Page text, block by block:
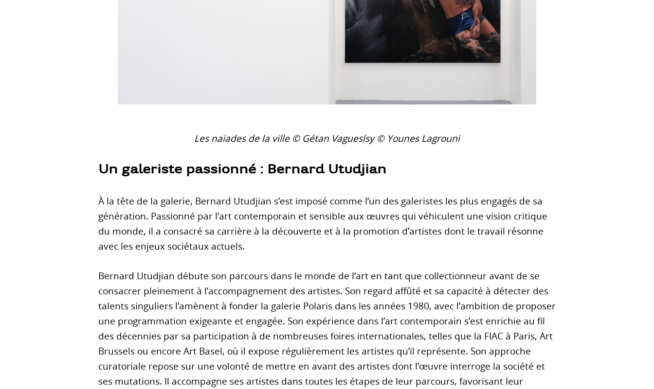
Les naïades de la ville © Gétan Vagueslsy © Younes Lagrouni
Un galeriste passionné : Bernard Utudjian
À la tête de la galerie, Bernard Utudjian s’est imposé comme l’un des galeristes les plus engagés de sa
génération. Passionné par l’art contemporain et sensible aux œuvres qui véhiculent une vision critique
du monde, il a consacré sa carrière à la découverte et à la promotion d’artistes dont le travail résonne
avec les enjeux sociétaux actuels.
Bernard Utudjian débute son parcours dans le monde de l’art en tant que collectionneur avant de se
consacrer pleinement à l’accompagnement des artistes. Son regard affûté et sa capacité à détecter des
talents singuliers l’amènent à fonder la galerie Polaris dans les années 1980, avec l’ambition de proposer
une programmation exigeante et engagée. Son expérience dans l’art contemporain s’est enrichie au fil
des décennies par sa participation à de nombreuses foires internationales, telles que la FIAC à Paris, Art
Brussels ou encore Art Basel, où il expose régulièrement les artistes qu’il représente. Son approche
curatoriale repose sur une volonté de mettre en avant des artistes dont l’œuvre interroge la société et
ses mutations. Il accompagne ses artistes dans toutes les étapes de leur parcours, favorisant leur